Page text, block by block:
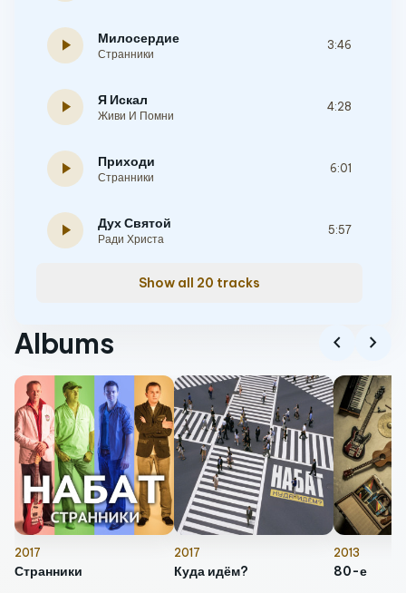
play_arrow Милосердие
Странники
3:46
play_arrow Я Искал
Живи И Помни
4:28
play_arrow Приходи
Странники
6:01
play_arrow Дух Святой
Ради Христа
5:57
Show all 20 tracks
Albums chevron_left chevron_right
2017
Странники
2017
Куда идём?
2013
80-е